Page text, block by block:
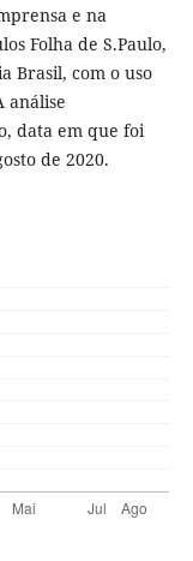
e na
Folha de S.Paulo,
Brasil, com o uso
análise
data em que foi
de 2020.